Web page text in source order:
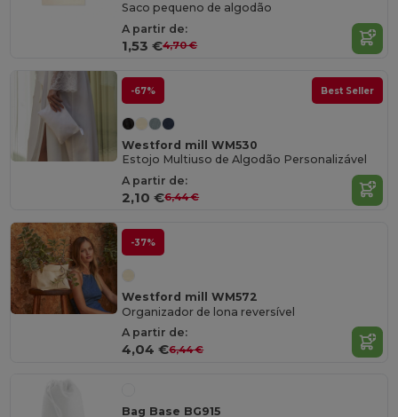
Saco pequeno de algodão
A partir de:
1,53 €4,70 €
-67% Best Seller
Westford mill WM530
Estojo Multiuso de Algodão Personalizável
A partir de:
2,10 €6,44 €
-37%
Westford mill WM572
Organizador de lona reversível
A partir de:
4,04 €6,44 €
Bag Base BG915